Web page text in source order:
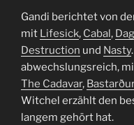
Gandi berichtet von
mit Lifesick, Cabal ,
Destruction und Nasty
abwechslungsreich,
The Cadavar, Bastarður
Witchel erzählt den
langem gehört hat.